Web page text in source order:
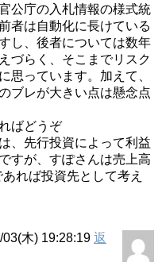
公庁の入札情報の様式統
者は自動化に長けている
し、後者については数年
づらく、そこまでリスク
思っています。加えて、
ブレが大きい点は懸念点
ばどうぞ
、先行投資によって利益
すが、すぽさんは売上高
れば投資先として考え
木) 19:28:19 返